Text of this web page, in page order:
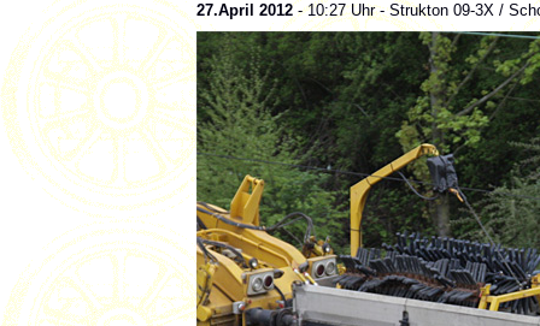
27.April 2012 - 10:27 Uhr - Strukton 09-3X /